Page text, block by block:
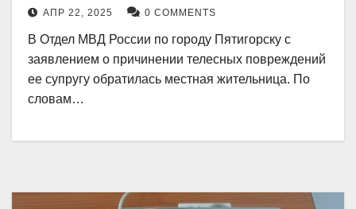
повреждения местному жителю
АПР 22, 2025 0 COMMENTS
В Отдел МВД России по городу Пятигорску с
заявлением о причинении телесных повреждений
ее супругу обратилась местная жительница. По
словам…